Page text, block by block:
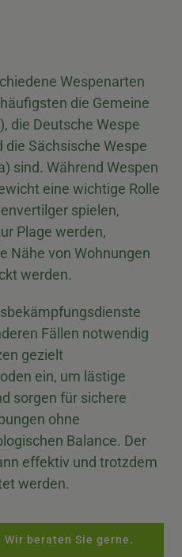
Wespenarten
die Gemeine
die Deutsche Wespe
Sächsische Wespe
sind. Während Wespen
eine wichtige Rolle
spielen,
Plage werden,
Nähe von Wohnungen
werden.
Fällen notwendig
gezielt
ein, um lästige
sorgen für sichere
ohne
Balance. Der
effektiv und trotzdem
werden.
Wir beraten Sie gerne.